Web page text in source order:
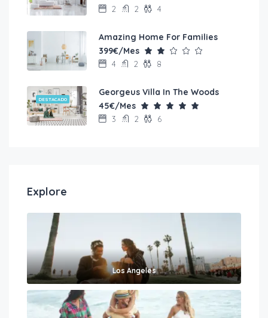
2 2 4
Amazing Home For Families
399€/Mes
4 2 8
DESTACADO
Georgeus Villa In The Woods
45€/Mes
3 2 6
Explore
Los Angeles